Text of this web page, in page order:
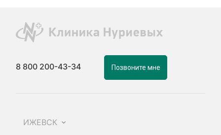
8 800 200-43-34 Позвоните мне
ИЖЕВСК